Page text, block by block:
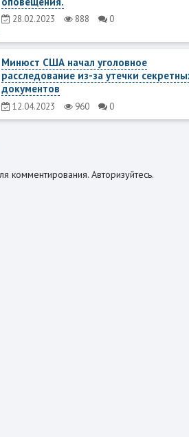
28.02.2023 888 0
Минюст США начал уголовное
расследование из-за утечки
документов
12.04.2023 960 0
комментирования. Авторизуйтесь.